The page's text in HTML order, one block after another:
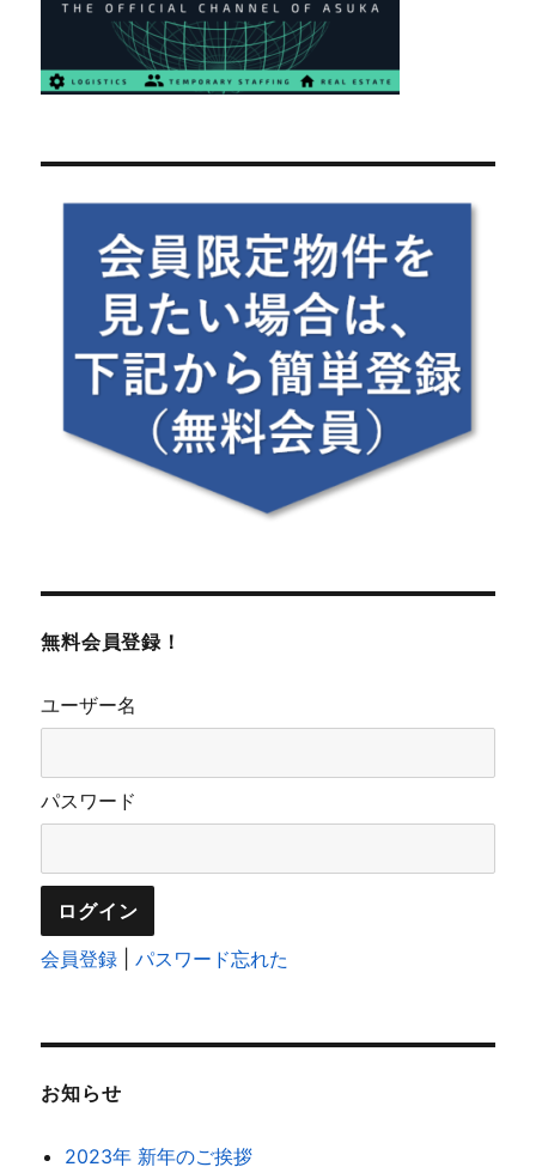
無料会員登録！
ユーザー名
パスワード
会員登録 |パスワード忘れた
お知らせ
2023年 新年のご挨拶